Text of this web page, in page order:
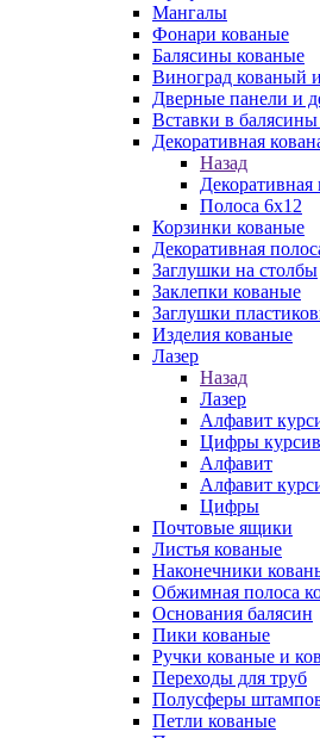
Мангалы
Фонари кованые
Балясины кованые
Виноград кованый
Дверные панели и
Вставки в
Декоративная
Назад
Декоративная
Полоса 6х12
Корзинки кованые
Декоративная
Заглушки на столбы
Заклепки кованые
Заглушки
Изделия кованые
Лазер
Назад
Лазер
Алфавит
Цифры курсив
Алфавит
Алфавит
Цифры
Почтовые ящики
Листья кованые
Наконечники
Обжимная полоса
Основания балясин
Пики кованые
Ручки кованые и
Переходы для труб
Полусферы
Петли кованые